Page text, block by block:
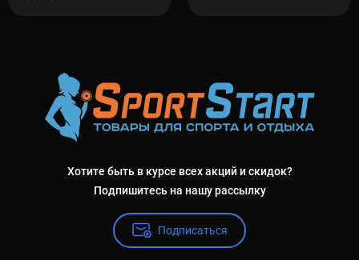
Хотите быть в курсе всех акций и скидок?
Подпишитесь на нашу рассылку
Подписаться